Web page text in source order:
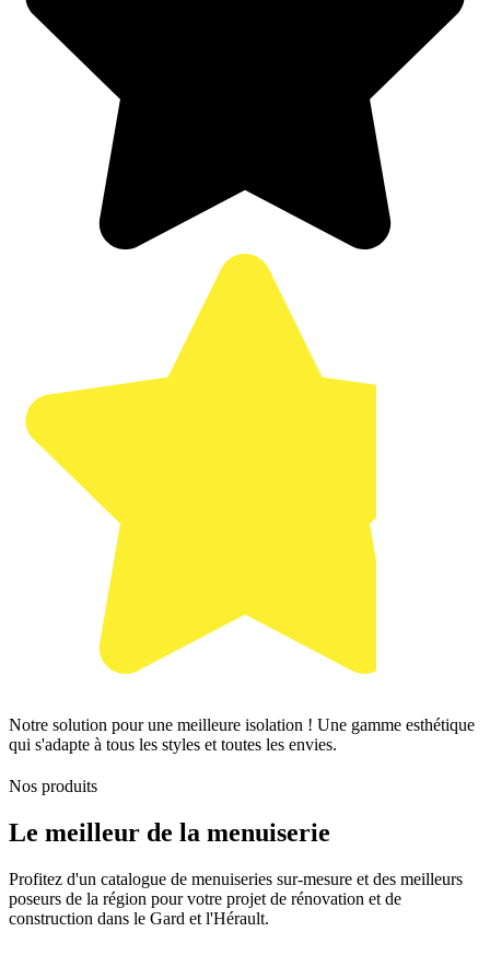
Notre solution pour une meilleure isolation ! Une gamme esthétique
qui s'adapte à tous les styles et toutes les envies.
Nos produits
Le meilleur de la menuiserie
Profitez d'un catalogue de menuiseries sur-mesure et des meilleurs
poseurs de la région pour votre projet de rénovation et de
construction dans le Gard et l'Hérault.